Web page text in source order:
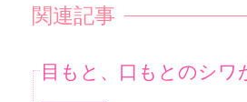
関連記事
目もと、口もとのシワ